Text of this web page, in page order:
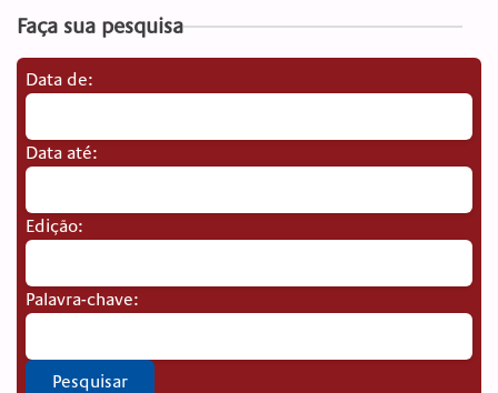
Faça sua pesquisa
Data de:
Data até:
Edição:
Palavra-chave:
Pesquisar